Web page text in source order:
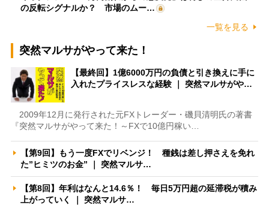
の反転シグナルか？ 市場のムー…
一覧を見る
突然マルサがやって来た！
【最終回】1億6000万円の負債と引き換えに手に
入れたプライスレスな経験 ｜ 突然マルサがや…
2009年12月に発行された元FXトレーダー・磯貝清明氏の著書
『突然マルサがやって来た！～FXで10億円稼い…
【第9回】もう一度FXでリベンジ！ 種銭は差し押さえを免れ
た”ヒミツのお金” ｜ 突然マルサ…
【第8回】年利はなんと14.6％！ 毎日5万円超の延滞税が積み
上がっていく ｜ 突然マルサ…